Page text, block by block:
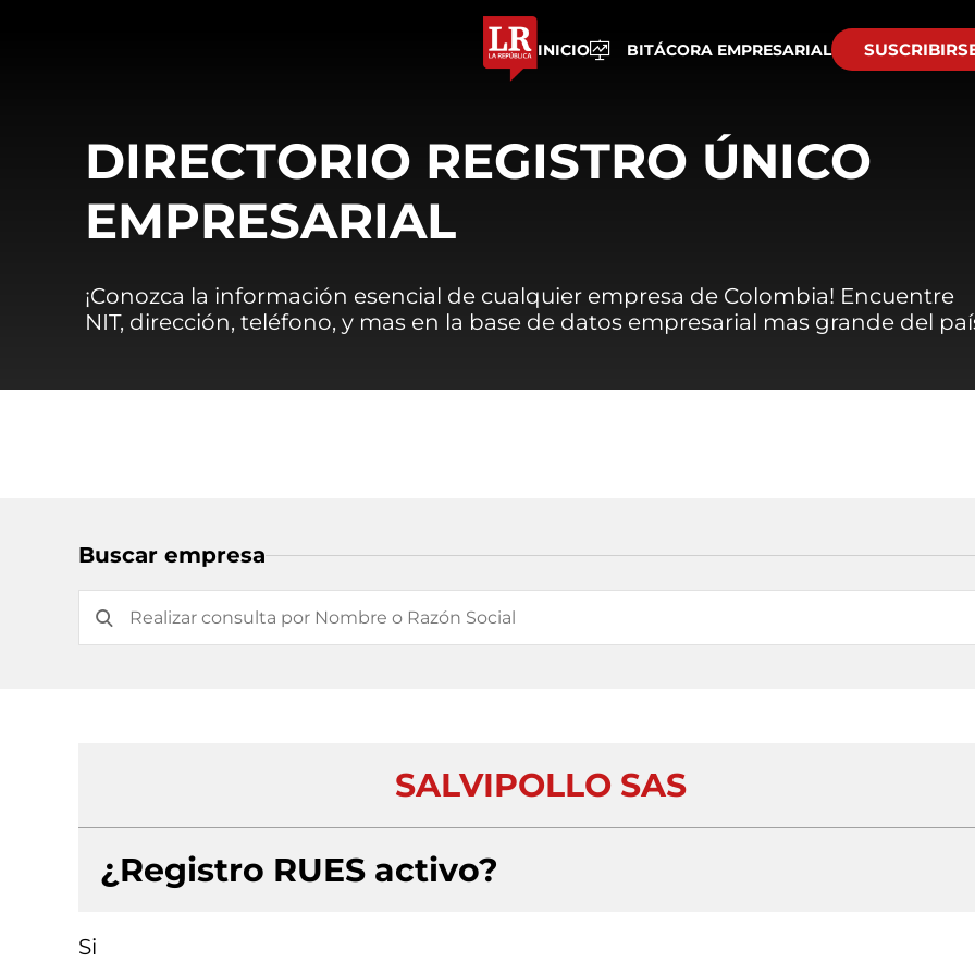
INICIO BITÁCORA EMPRESARIAL
DIRECTORIO REGISTRO ÚNICO
EMPRESARIAL
¡Conozca la información esencial de cualquier empresa de Colombia! Encuentre
NIT, dirección, teléfono, y mas en la base de datos empresarial mas grande del
Buscar empresa
SALVIPOLLO SAS
¿Registro RUES activo?
Si